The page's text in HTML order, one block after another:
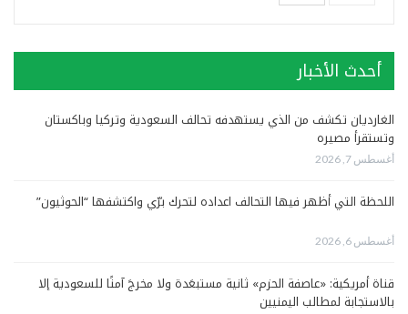
أحدث الأخبار
الغارديان تكشف من الذي يستهدفه تحالف السعودية وتركيا وباكستان
وتستقرأ مصيره
أغسطس 7, 2026
اللحظة التي أظهر فيها التحالف اعداده لتحرك برّي واكتشفها “الحوثيون”
أغسطس 6, 2026
قناة أمريكية: «عاصفة الحزم» ثانية مستبعَدة ولا مخرجَ آمنًا للسعودية إلا
بالاستجابة لمطالب اليمنيين